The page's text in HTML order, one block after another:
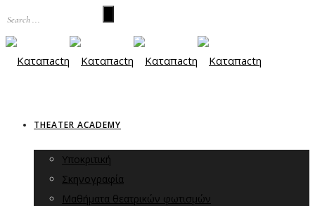
THEATER ACADEMY
Υποκριτική
Σκηνογραφία
Μαθήματα θεατρικών φωτισμών